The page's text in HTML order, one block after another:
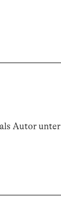
Autor unter